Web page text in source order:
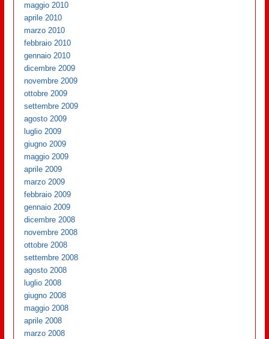
maggio 2010
aprile 2010
marzo 2010
febbraio 2010
gennaio 2010
dicembre 2009
novembre 2009
ottobre 2009
settembre 2009
agosto 2009
luglio 2009
giugno 2009
maggio 2009
aprile 2009
marzo 2009
febbraio 2009
gennaio 2009
dicembre 2008
novembre 2008
ottobre 2008
settembre 2008
agosto 2008
luglio 2008
giugno 2008
maggio 2008
aprile 2008
marzo 2008